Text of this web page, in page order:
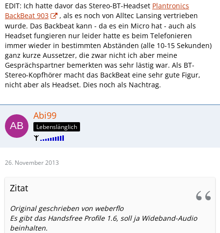
EDIT: Ich hatte davor das Stereo-BT-Headset Plantronics
BackBeat 903
, als es noch von Alltec Lansing vertrieben
wurde. Das Backbeat kann - da es ein Micro hat - auch als
Headset fungieren nur leider hatte es beim Telefonieren
immer wieder in bestimmten Abständen (alle 10-15 Sekunden)
ganz kurze Aussetzer, die zwar nicht ich aber meine
Gesprächspartner bemerkten was sehr lästig war. Als BT-
Stereo-Kopfhörer macht das BackBeat eine sehr gute Figur,
nicht aber als Headset. Dies noch als Nachtrag.
Abi99
Lebenslänglich
26. November 2013
Zitat
Original geschrieben von weberflo
Es gibt das Handsfree Profile 1.6, soll ja Wideband-Audio
beinhalten.